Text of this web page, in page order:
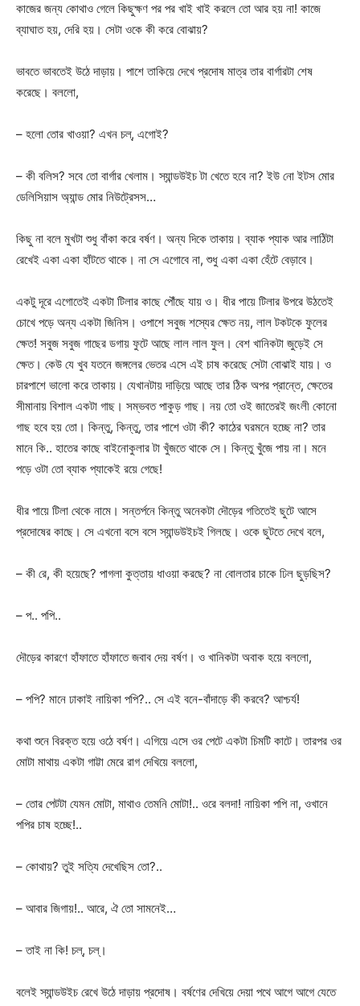
কাজের জন্য কোথাও গেলে কিছুক্ষণ পর পর খাই খাই করলে তো আর হয় না! কাজে
ব্যাঘাত হয়, দেরি হয়। সেটা ওকে কী করে বোঝায়?
ভাবতে ভাবতেই উঠে দাড়ায়। পাশে তাকিয়ে দেখে প্রদোষ মাত্র তার বার্গারটা শেষ
করেছে। বললো,
– হলো তোর খাওয়া? এখন চল্, এগোই?
– কী বলিস? সবে তো বার্গার খেলাম। স্যান্ডউইচ টা খেতে হবে না? ইউ নো ইটস মোর
ডেলিসিয়াস অ্যান্ড মোর নিউট্রেসস…
কিছু না বলে মুখটা শুধু বাঁকা করে বর্ষণ। অন্য দিকে তাকায়। ব্যাক প্যাক আর লাঠিটা
রেখেই একা একা হাঁটতে থাকে। না সে এগোবে না, শুধু একা একা হেঁটে বেড়াবে।
একটু দূরে এগোতেই একটা টিলার কাছে পৌঁছে যায় ও। ধীর পায়ে টিলার উপরে উঠতেই
চোখে পড়ে অন্য একটা জিনিস। ওপাশে সবুজ শস্যের ক্ষেত নয়, লাল টকটকে ফুলের
ক্ষেত! সবুজ সবুজ গাছের ডগায় ফুটে আছে লাল লাল ফুল। বেশ খানিকটা জুড়েই সে
ক্ষেত। কেউ যে খুব যতনে জঙ্গলের ভেতর এসে এই চাষ করেছে সেটা বোঝাই যায়। ও
চারপাশে ভালো করে তাকায়। যেখানটায় দাড়িয়ে আছে তার ঠিক অপর প্রান্তে, ক্ষেতের
সীমানায় বিশাল একটা গাছ। সম্ভবত পাকুড় গাছ। নয় তো ওই জাতেরই জংলী কোনো
গাছ হবে হয় তো। কিন্তু, কিন্তু, তার পাশে ওটা কী? কাঠের ঘরমনে হচ্ছে না? তার
মানে কি.. হাতের কাছে বাইনোকুলার টা খুঁজতে থাকে সে। কিন্তু খুঁজে পায় না। মনে
পড়ে ওটা তো ব্যাক প্যাকেই রয়ে গেছে!
ধীর পায়ে টিলা থেকে নামে। সন্তর্পনে কিন্তু অনেকটা দৌড়ের গতিতেই ছুটে আসে
প্রদোষের কাছে। সে এখনো বসে বসে স্যান্ডউইচই গিলছে। ওকে ছুটতে দেখে বলে,
– কী রে, কী হয়েছে? পাগলা কুত্তায় ধাওয়া করছে? না বোলতার চাকে ঢিল ছুড়ছিস?
– প.. পপি..
দৌড়ের কারণে হাঁফাতে হাঁফাতে জবাব দেয় বর্ষণ। ও খানিকটা অবাক হয়ে বললো,
– পপি? মানে ঢাকাই নায়িকা পপি?.. সে এই বনে-বাঁদাড়ে কী করবে? আশ্চর্য!
কথা শুনে বিরক্ত হয়ে ওঠে বর্ষণ। এগিয়ে এসে ওর পেটে একটা চিমটি কাটে। তারপর ওর
মোটা মাথায় একটা গাট্টা মেরে রাগ দেখিয়ে বললো,
– তোর পেটটা যেমন মোটা, মাথাও তেমনি মোটা!.. ওরে বলদা! নায়িকা পপি না, ওখানে
পপির চাষ হচ্ছে!..
– কোথায়? তুই সত্যি দেখেছিস তো?..
– আবার জিগায়!.. আরে, ঐ তো সামনেই…
– তাই না কি! চল্, চল্।
বলেই স্যান্ডউইচ রেখে উঠে দাড়ায় প্রদোষ। বর্ষণের দেখিয়ে দেয়া পথে আগে আগে যেতে